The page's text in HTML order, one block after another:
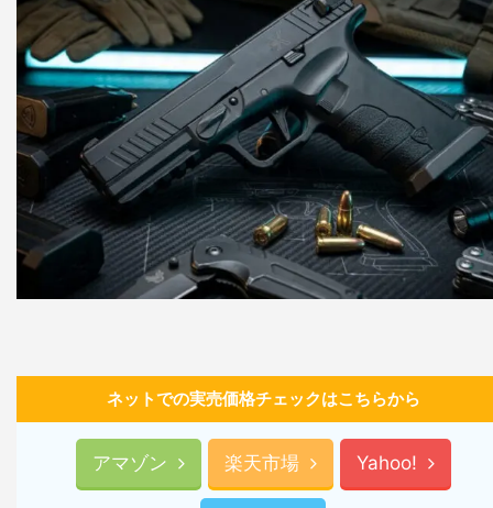
ネットでの実売価格チェックはこちらから
アマゾン 楽天市場 Yahoo!